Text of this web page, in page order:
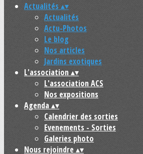
Actualités ▴▾
Actualités
Actu-Photos
Le blog
Nos articles
Jardins exotiques
L'association▴▾
L'association ACS
Nos expositions
Agenda▴▾
Calendrier des sorties
Evenements - Sorties
Galeries photo
Nous rejoindre ▴▾